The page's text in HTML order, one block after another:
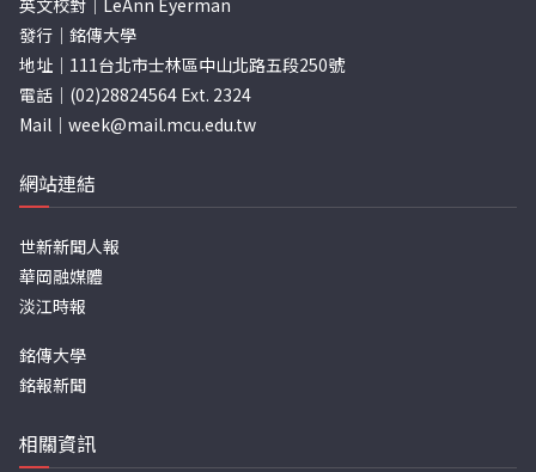
英文校對｜LeAnn Eyerman
發行｜銘傳大學
地址｜111台北市士林區中山北路五段250號
電話｜(02)28824564 Ext. 2324
Mail｜ week@mail.mcu.edu.tw
網站連結
世新新聞人報
華岡融媒體
淡江時報
銘傳大學
銘報新聞
相關資訊